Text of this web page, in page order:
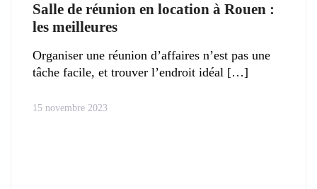
Salle de réunion en location à Rouen :
les meilleures
Organiser une réunion d’affaires n’est pas une
tâche facile, et trouver l’endroit idéal
15 novembre 2023